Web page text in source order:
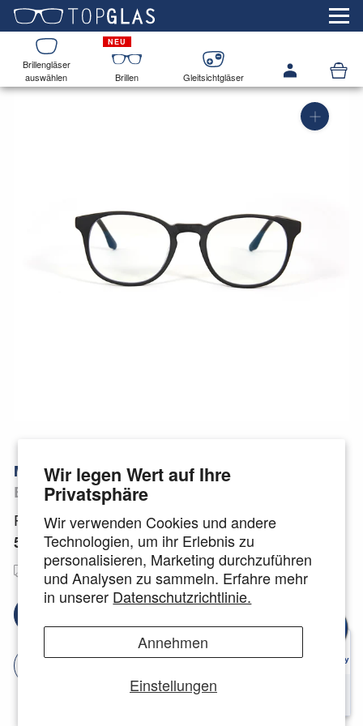
Wir legen Wert auf Ihre
Privatsphäre
Wir verwenden Cookies und andere
Technologien, um ihr Erlebnis zu
personalisieren, Marketing durchzuführen
und Analysen zu sammeln. Erfahre mehr
in unserer Datenschutzrichtlinie.
Einstellungen
Annehmen
Brillengläser
auswählen
Brillen Gleitsichtgläser
Matt Black
Brille
Preis:
59 €
Kostenloser
Versand
Deutsche Markengläser
🇩🇪